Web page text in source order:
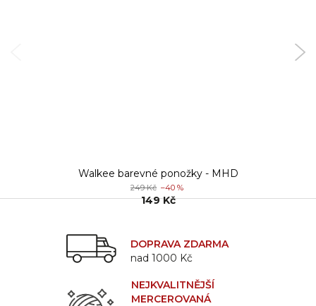
Walkee barevné ponožky - MHD
249 Kč –40 %
149 Kč
DOPRAVA ZDARMA
nad 1000 Kč
NEJKVALITNĚJŠÍ
MERCEROVANÁ